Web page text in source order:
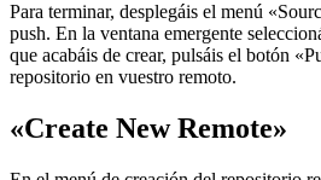
Para terminar, desplegáis el menú
push. En la ventana emergente
que acabáis de crear, pulsáis el botón
repositorio en vuestro remoto.
«Create New Remote»